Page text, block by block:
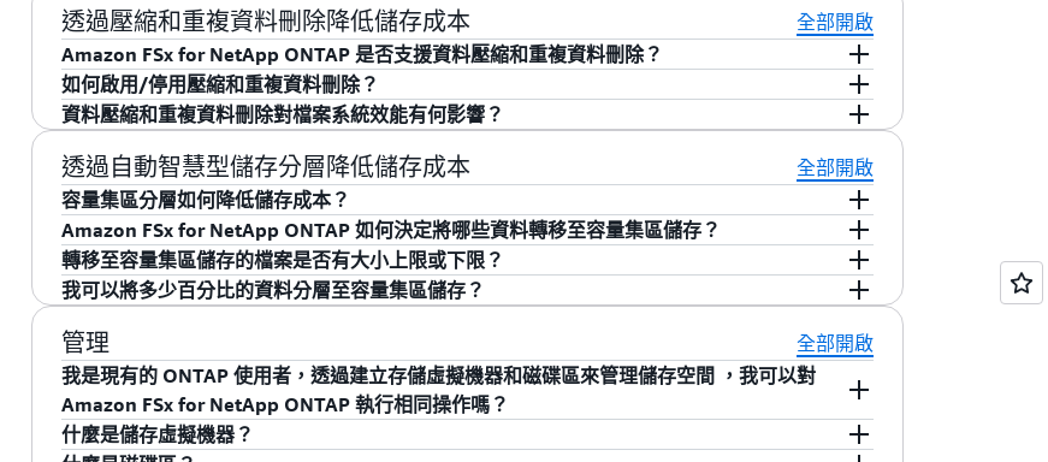
SnapLock「合規」模式之前測試保留設定。若要進一步瞭解 FSx for ONTAP 上的 SnapLock，請
參閱使用 SnapLock。
Amazon FSx for NetApp ONTAP 作為電子儲存隨附於 FSx for ONTAP 之
Cohasset Assessment
報告的副本。針對這些需求的用途，AWS 不是指定的第三方 (D3P)。請務必選取一個 D3P，並將
此資訊包含在提供給 DEA 的通知中。
若要從內部部署存取多重可用區域檔案系統，可以將 AWS VPN 或 Direct Connect 與 AWS
Transit Gateway 搭配使用。您也可以使用 Transit Gateway 或 VPC 對等互連，從另一個 VPC (包
括位於其他 AWS 區域的 VPC) 存取檔案系統。如果您從檔案系統 VPC 外部的用戶端 (例如從內
部部署網路) 存取檔案系統，則應使用 Transit Gateway，或使用 NetApp Global File Cache 或
NetApp FlexCache 為資料設定遠端辦公室快取，以提供高可用性且低延遲的資料存取。如需詳
細資訊，請參閱 Amazon FSx 文件。
您可以在內部部署這些解決方案，以便為最常讀取的資料提供低延遲存取。 如需詳細資訊，請
參閱 Amazon FSx 文件。
如果內部部署 NetApp 檔案系統中存在您希望從 AWS 以低延遲存取或處理的資料，您可以使用
NetApp FlexCache 將 Amazon FSx for NetApp ONTAP 設定為內部部署資料的快取。如需詳細資
訊，請參閱 Amazon FSx 文件。
透過壓縮和重複資料刪除降低儲存成本
全部開啟
Amazon FSx for NetApp ONTAP 是否支援資料壓縮和重複資料刪除？
是的，Amazon FSx for NetApp ONTAP 支援資料壓縮和重複資料刪除。這些功能可減少資料所
耗用的儲存容量，幫助您節省 SSD、容量集區和備份儲存空間中的耗用量。您可以針對 SSD 儲
存空間中的資料啟用壓縮和重複資料刪除。當資料分層至容量集區儲存空間時，將會保留 SSD
儲存空間中透過壓縮和重複資料刪除節省的儲存量。無論檔案系統的儲存效率組態為何，備份資
料一律都會啟用儲存效率功能。
典型的儲存量節省
僅壓縮 僅重複資料刪除
壓縮 + 重複資料
刪除
如何啟用/停用壓縮和重複資料刪除？
您可以在建立檔案系統期間或之後的任何時間，使用 AWS 管理主控台、AWS CLI 或 AWS SDK 來
啟用或停用重複資料刪除。
資料壓縮和重複資料刪除對檔案系統效能有何影響？
對大多數工作負載而言，啟用壓縮和重複資料刪除不會對檔案系統效能造成負面影響。
事實上，壓縮可提高大多數工作負載的整體效能。 為了提供快速的 RAM 快取讀取和寫入，FSx
for ONTAP 檔案伺服器在前端網路介面卡 (NIC) 上的網路頻寬，比檔案伺服器和儲存磁碟之間可
用的網路頻寬等級更高。對大多數工作負載來說，由於資料壓縮減少了檔案伺服器與儲存磁碟之
間傳送的資料量，因此使用資料壓縮時，整體檔案系統輸送容量會增加。檔案系統的前端 NIC 飽
和後，資料壓縮相關輸送容量的增加便會受限。如需有關使用資料壓縮時輸送量性能的詳細資
訊，請參閱 FSx for ONTAP 文件。
透過自動智慧型儲存分層降低儲存成本
全部開啟
容量集區分層如何降低儲存成本？
建立 Amazon FSx for NetApp ONTAP 檔案系統時，您就會佈建一定等級的 SSD 儲存容量。當您
將資料寫入檔案系統時，不常存取的資料會自動轉移至容量集區層級，這是一個成本較低的儲存
層級，會隨著分層至其中的資料量自動擴增和縮減。如此一來，您只需佈建資料集作用中部分所
需的 SSD 儲存量，其餘的資料則將儲存在成本較低的容量集區儲存中。Amazon FSx 會根據存取
模式自動且智慧地在儲存層之間轉移資料，讓工作負載實現 SSD 等級的效能，同時只需為一小
部分資料支付 SSD 儲存費用。
Amazon FSx for NetApp ONTAP 如何決定將哪些資料轉移至容量集區儲存？
Amazon FSx for NetApp ONTAP 檔案系統中的每個磁碟區都有與之關聯的分層政策，用於判斷
該磁碟區內的資料如何轉移至容量集區儲存以及從中移出。您可以從四種分層政策中選擇其中一
種 (依預設，使用 AWS Console 建立的所有磁碟區都採用「自動」分層政策)：
自動：資料會根據存取模式，自動轉移至容量集區儲存層或從中移出。
僅限快照：只有與先前版本相關聯的資料 (即與磁碟區的快照相關聯的資料) 才會轉換至容量
集區儲存層。
轉移至容量集區儲存的檔案是否有大小上限或下限？
磁碟區中的所有檔案都可以轉移至容量集區儲存，沒有大小上限。透過 Amazon FSx for NetApp
ONTAP，資料會在區塊層級轉移至容量集區儲存，而不是檔案層級，即使特定檔案只有一小部分
不常存取，您也能享有容量集區儲存的成本效益。
我可以將多少百分比的資料分層至容量集區儲存？
Amazon FSx 不會限制將資料分層至容量集區儲存的百分比。建議您將資料集經常存取的部分儲
存在 SSD 儲存上，以實現最佳效能。根據產業研究和客戶分析顯示，平均而言，經常使用的檔
案佔 20%，而不常存取的檔案佔 80%。
管理
全部開啟
我是現有的 ONTAP 使用者，透過建立存儲虛擬機器和磁碟區來管理儲存空間 ，我可以對
Amazon FSx for NetApp ONTAP 執行相同操作嗎？
可以，您可以為每個檔案系統建立一或多個儲存虛擬機器和磁碟區，以便採用與在內部部署設定
什麼是儲存虛擬機器？